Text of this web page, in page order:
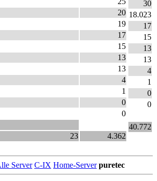
20
19
17
15
13
13
4
1
0
0
23
4.362
30
18.023
17
15
13
13
4
1
0
0
40.772
Server C-IX Home-Server puretec